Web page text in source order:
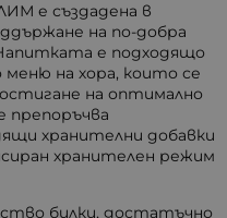
е създадена в
на по-добра
е подходящо
на хора, които се
на оптимално
препоръчва
хранителни добавки
хранителен режим
билки, достатъчно